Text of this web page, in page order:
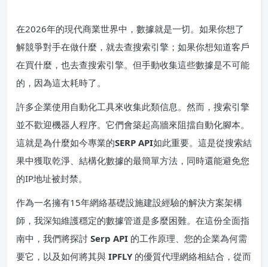
在2026年的現代商業世界中，數據就是一切。如果你想了
解競爭對手在做什麼，就去查搜索引擎；如果你想知道客戶
在買什麼，也去查搜索引擎。但手動收集這些數據是不可能
的，因為這太耗時了。
許多企業使用自動化工具來收集此類信息。然而，搜索引擎
並不歡迎機器人程序。它們會築起高牆來阻擋自動化腳本。
這就是為什麼如今專業的SERP API如此重要。這是從搜索結
果中獲取乾淨、結構化數據的最簡單方法，同時還能避免您
的IP地址被封禁。
作為一名擁有15年網絡基礎設施建設經驗的解決方案架構
師，我深知維護穩定的數據管道是多麼困難。在這份全面指
南中，我們將探討 Serp API 的工作原理、您的企業為何需
要它，以及如何將其與 IPFLY 的優質代理網絡相結合，從而